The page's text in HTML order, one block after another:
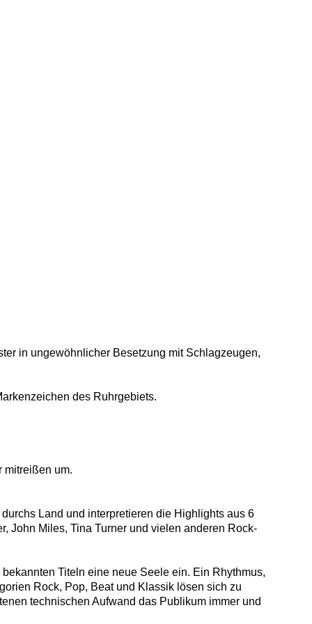
in ungewöhnlicher Besetzung mit Schlagzeugen,
des Ruhrgebiets.
mitreißen um.
Land und interpretieren die Highlights aus 6
John Miles, Tina Turner und vielen anderen Rock-
Titeln eine neue Seele ein. Ein Rhythmus,
Rock, Pop, Beat und Klassik lösen sich zu
technischen Aufwand das Publikum immer und